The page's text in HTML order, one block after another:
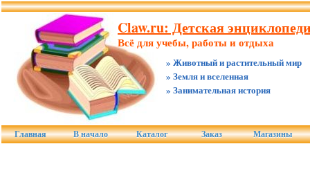
Claw.ru: Детская
Всё для учебы, работы и отдыха
» Животный и растительный мир
» Земля и вселенная
» Занимательная история
Главная В начало Каталог Заказ Магазины